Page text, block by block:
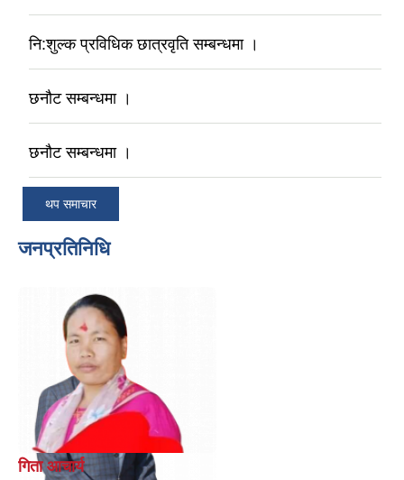
नि:शुल्क प्रविधिक छात्रवृति सम्बन्धमा ।
छनौट सम्बन्धमा ।
छनौट सम्बन्धमा ।
थप समाचार
जनप्रतिनिधि
गिता आचार्य